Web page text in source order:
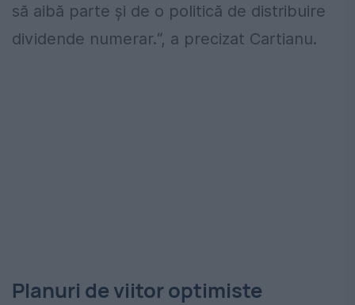
să aibă parte și de o politică de distribuire
dividende numerar.“, a precizat Cartianu.
Planuri de viitor optimiste